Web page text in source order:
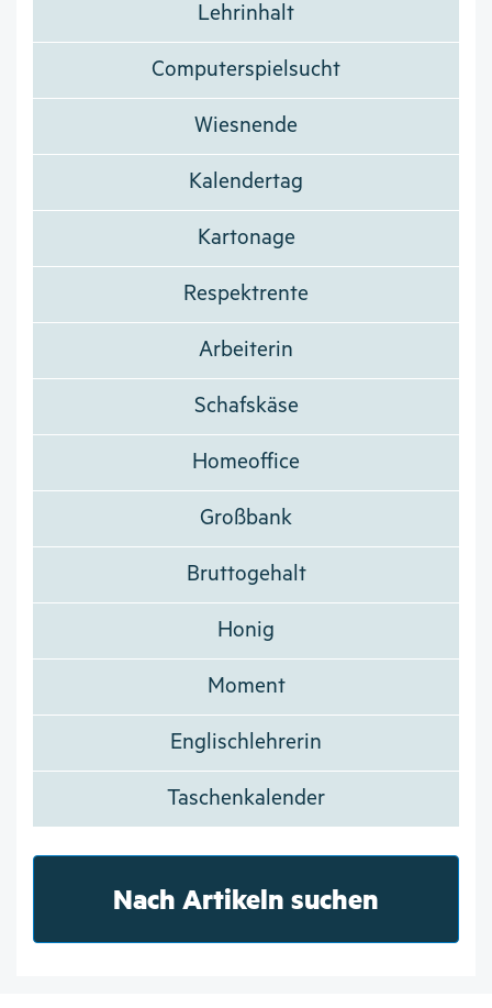
Lehrinhalt
Computerspielsucht
Wiesnende
Kalendertag
Kartonage
Respektrente
Arbeiterin
Schafskäse
Homeoffice
Großbank
Bruttogehalt
Honig
Moment
Englischlehrerin
Taschenkalender
Nach Artikeln suchen